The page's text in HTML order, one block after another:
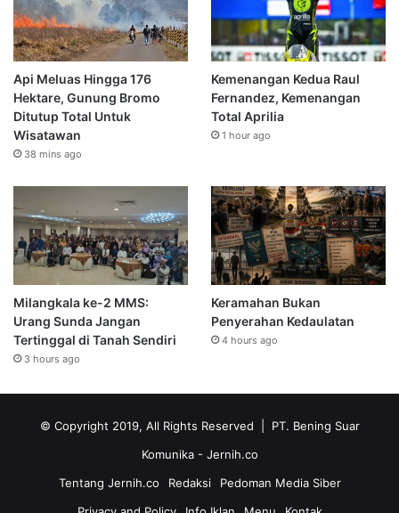
Api Meluas Hingga 176
Hektare, Gunung Bromo
Ditutup Total Untuk
Wisatawan
38 mins ago
Kemenangan Kedua Raul
Fernandez, Kemenangan
Total Aprilia
1 hour ago
Milangkala ke-2 MMS:
Urang Sunda Jangan
Tertinggal di Tanah Sendiri
3 hours ago
Keramahan Bukan
Penyerahan Kedaulatan
4 hours ago
© Copyright 2019, All Rights Reserved | PT. Bening Suar
Komunika - Jernih.co
Tentang Jernih.co
Redaksi
Pedoman Media Siber